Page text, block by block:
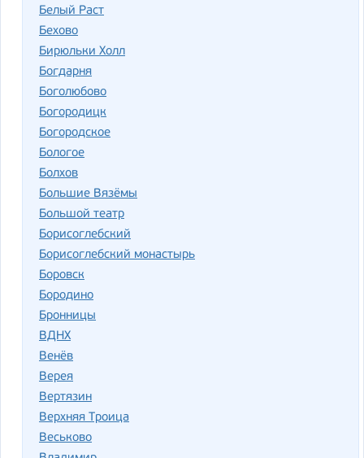
Белый Раст
Бехово
Бирюльки Холл
Богдарня
Боголюбово
Богородицк
Богородское
Бологое
Болхов
Большие Вязёмы
Большой театр
Борисоглебский
Борисоглебский монастырь
Боровск
Бородино
Бронницы
ВДНХ
Венёв
Верея
Вертязин
Верхняя Троица
Веськово